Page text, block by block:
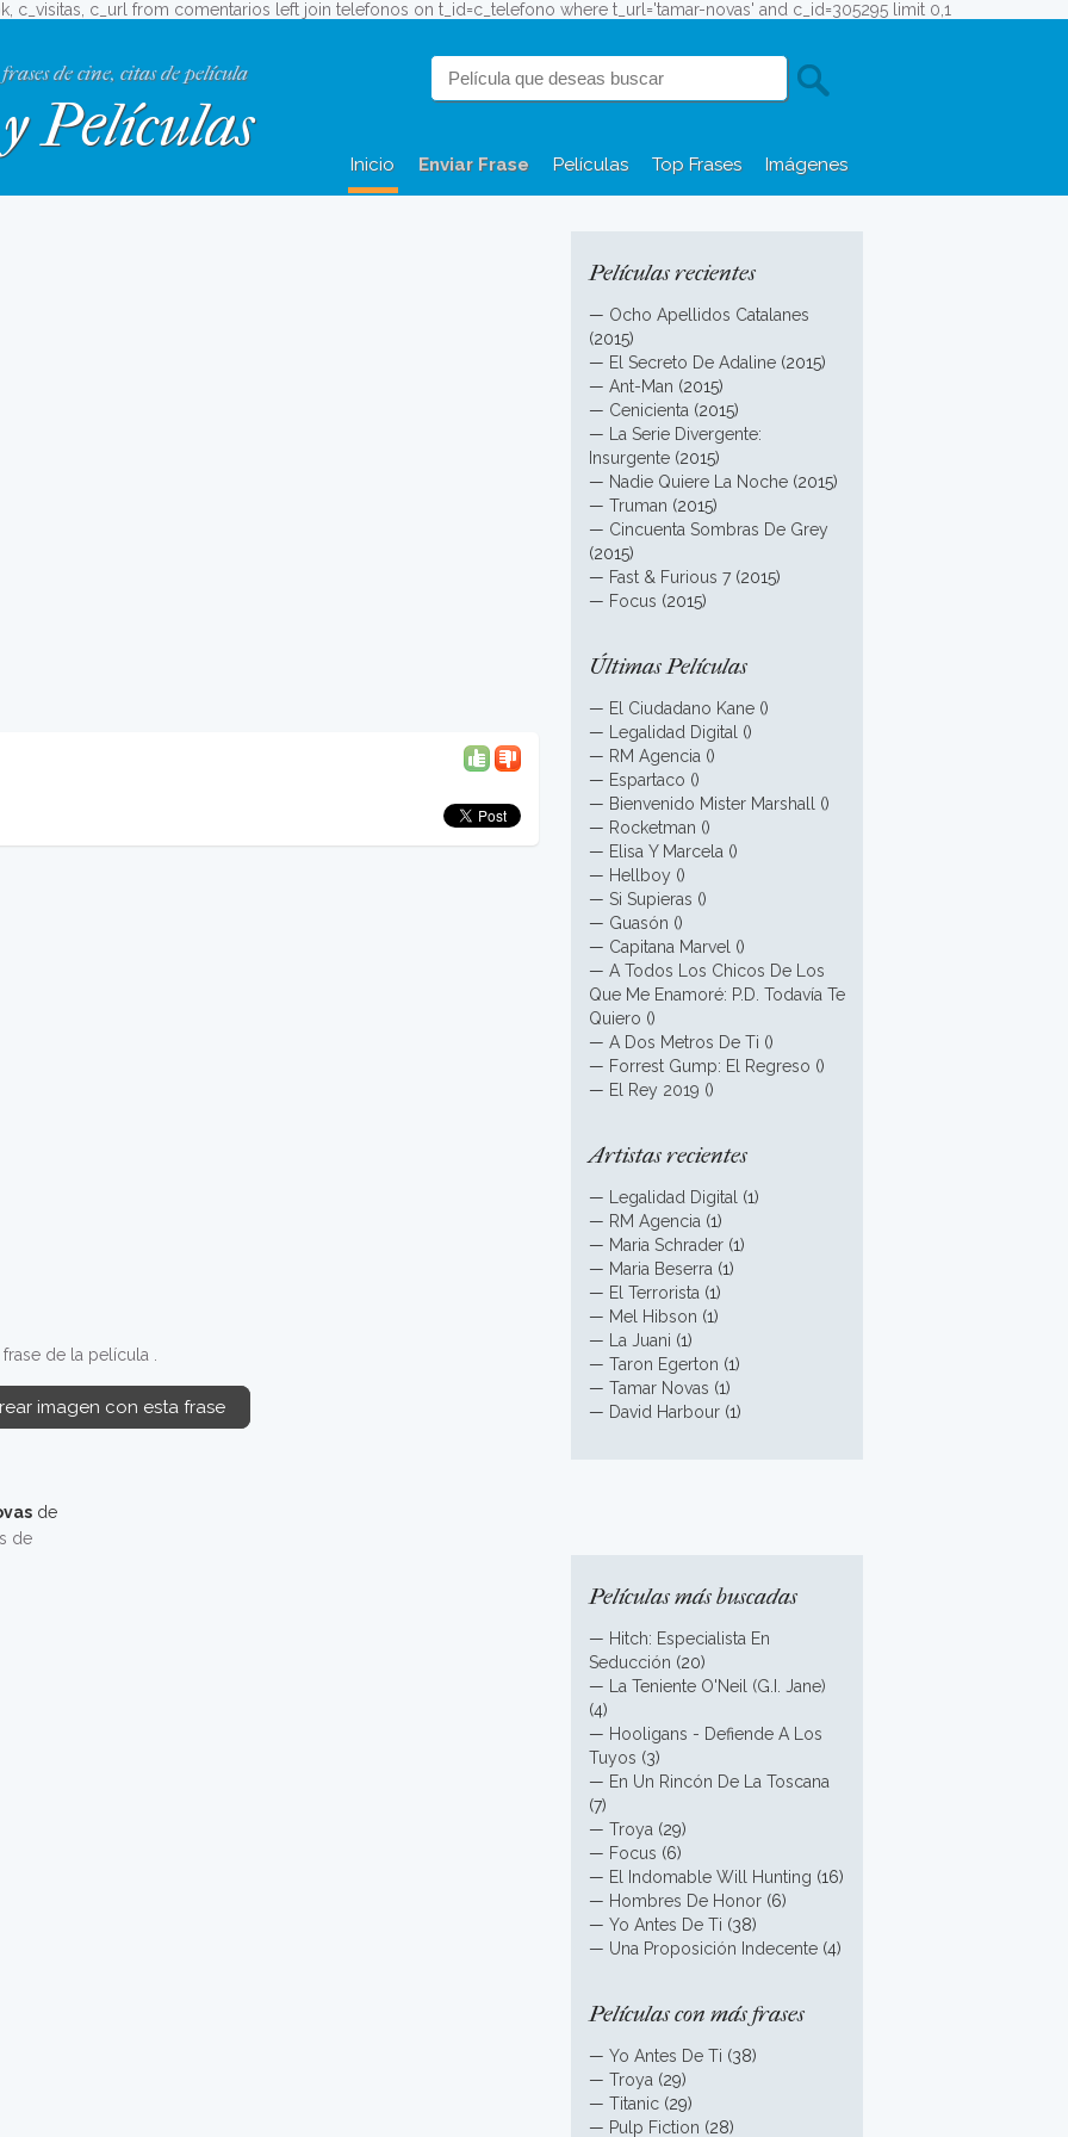
c_visitas, c_url from comentarios left join telefonos on t_id=c_telefono where t_url='tamar-novas' and c_id=305295 limit 0,1
de cine, citas de película
Películas
Inicio Enviar Frase Películas Top Frases Imágenes
de la película .
imagen con esta frase
de
de
Películas recientes
— Ocho Apellidos Catalanes
(2015)
— El Secreto De Adaline (2015)
— Ant-Man (2015)
— Cenicienta (2015)
—
La Serie Divergente:
Insurgente (2015)
— Nadie Quiere La Noche (2015)
— Truman (2015)
— Cincuenta Sombras De Grey
(2015)
— Fast & Furious 7 (2015)
— Focus (2015)
Últimas Películas
— El Ciudadano Kane ()
—
Legalidad Digital
()
— RM Agencia ()
— Espartaco ()
— Bienvenido Mister Marshall
()
— Rocketman ()
— Elisa Y Marcela ()
— Hellboy ()
— Si Supieras ()
— Guasón ()
— Capitana Marvel ()
— A Todos Los Chicos De Los
Que Me Enamoré: P.D. Todavía Te
Quiero ()
— A Dos Metros De Ti ()
— Forrest Gump: El Regreso ()
— El Rey 2019 ()
Artistas recientes
— Legalidad Digital
(1)
— RM Agencia (1)
— Maria Schrader (1)
— Maria Beserra (1)
— El Terrorista (1)
— Mel Hibson (1)
—
La Juani (1)
— Taron Egerton (1)
— Tamar Novas (1)
— David Harbour (1)
Películas más buscadas
— Hitch: Especialista En
Seducción (20)
—
La Teniente O'Neil (G.I. Jane)
(4)
— Hooligans - Defiende A Los
Tuyos (3)
— En Un Rincón De La Toscana
(7)
— Troya (29)
— Focus (6)
— El Indomable Will Hunting (16)
— Hombres De Honor (6)
— Yo Antes De Ti (38)
— Una Proposición Indecente (4)
Películas con más frases
— Yo Antes De Ti (38)
— Troya (29)
— Titanic (29)
— Pulp Fiction (28)